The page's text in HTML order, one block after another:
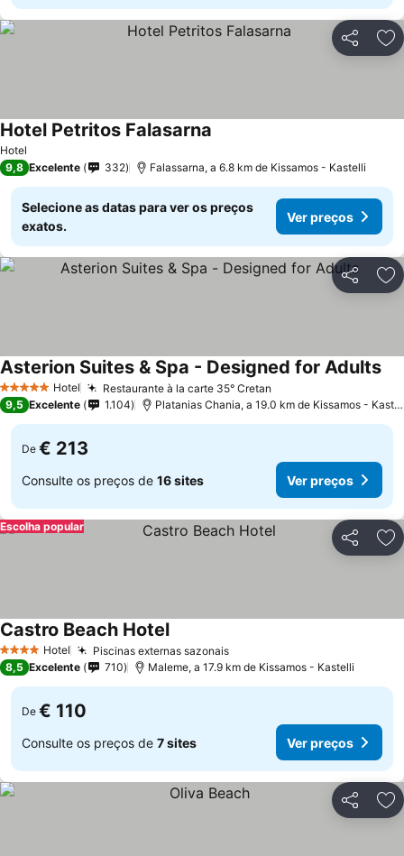
Partilhar
Hotel
Hotel Petritos Falasarna
9,8 Excelente 332 Falassarna, a 6.8 km de Kissamos - Kastelli
Selecione as datas para ver os preços
exatos.
Ver preços
Partilhar
5 Estrelas Hotel Restaurante à la carte 35° Cretan
Asterion Suites & Spa - Designed for Adults
9,5 Excelente 1.104 Platanias Chania, a 19.0 km de Kissamos - Kastelli
De € 213
Consulte os preços de 16 sites Ver preços
Partilhar
Escolha popular
4 EstrelasHotel Piscinas externas sazonais
Castro Beach Hotel
8,5 Excelente 710 Maleme, a 17.9 km de Kissamos - Kastelli
De € 110
Consulte os preços de 7 sites Ver preços
Partilhar